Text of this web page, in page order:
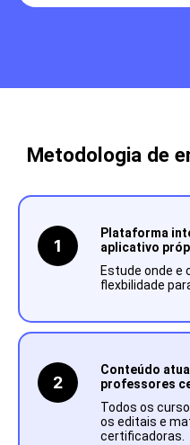
Metodologia de
1
Plataforma
aplicativo
Estude onde e
flexbilidade
2
Conteúdo
professores
Todos os
os editais e
certificadoras.